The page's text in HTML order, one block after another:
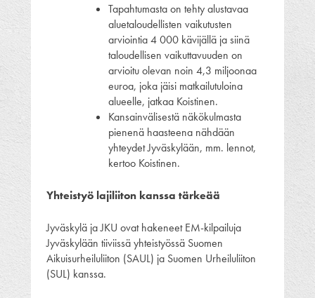
Tapahtumasta on tehty alustavaa
aluetaloudellisten vaikutusten
arviointia 4 000 kävijällä ja siinä
taloudellisen vaikuttavuuden on
arvioitu olevan noin 4,3 miljoonaa
euroa, joka jäisi matkailutuloina
alueelle, jatkaa Koistinen.
Kansainvälisestä näkökulmasta
pienenä haasteena nähdään
yhteydet Jyväskylään, mm. lennot,
kertoo Koistinen.
Yhteistyö lajiliiton kanssa tärkeää
Jyväskylä ja JKU ovat hakeneet EM-kilpailuja
Jyväskylään tiiviissä yhteistyössä Suomen
Aikuisurheiluliiton (SAUL) ja Suomen Urheiluliiton
(SUL) kanssa.